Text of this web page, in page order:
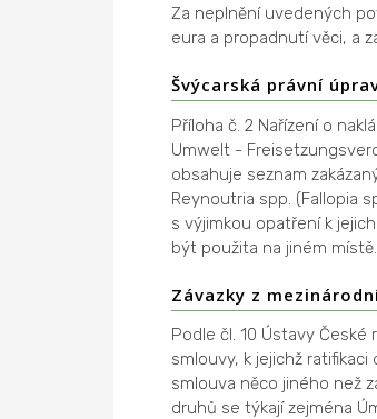
Za neplnění uvedených
eura a propadnutí věci, a
Švýcarská právní
Příloha č. 2 Nařízení o
Umwelt -
obsahuje seznam
Reynoutria spp. (Fallopia
s výjimkou opatření k
být použita na jiném
Závazky z
Podle čl. 10 Ústavy
smlouvy, k jejichž
smlouva něco jiného než
druhů se týkají zejména